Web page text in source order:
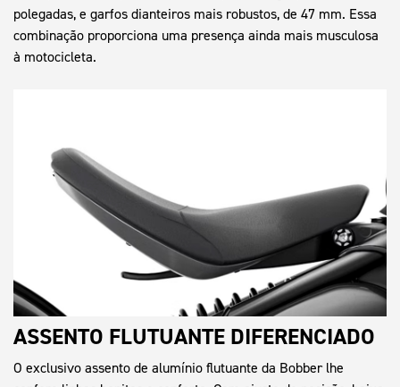
polegadas, e garfos dianteiros mais robustos, de 47 mm. Essa
combinação proporciona uma presença ainda mais musculosa
à motocicleta.
ASSENTO FLUTUANTE DIFERENCIADO
O exclusivo assento de alumínio flutuante da Bobber lhe